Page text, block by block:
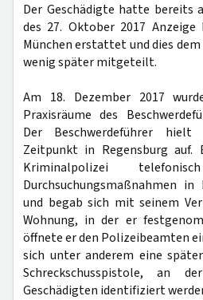
Der Geschädigte hatte bereits
des 27. Oktober 2017
München erstattet und dies
wenig später mitgeteilt.
Am 18. Dezember 2017
Praxisräume des
Der Beschwerdeführer
Zeitpunkt in Regensburg auf.
Kriminalpolizei
Durchsuchungsmaßnahmen
und begab sich mit seinem
Wohnung, in der er
öffnete er den Polizeibeamten
sich unter anderem eine
Schreckschusspistole, an
Geschädigten identifiziert